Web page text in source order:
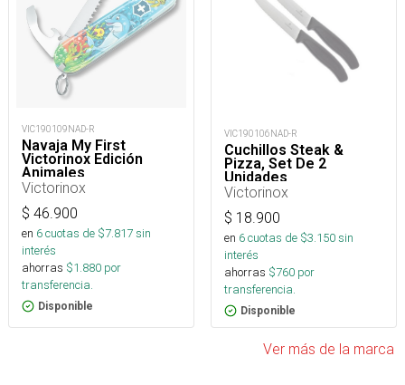
VIC190109NAD-R
Navaja My First
Victorinox Edición
Animales
Victorinox
$ 46.900
en 6cuotas de $7.817sin
interés
ahorras $1.880 por
transferencia.
Disponible
VIC190106NAD-R
Cuchillos Steak &
Pizza, Set De 2
Unidades
Victorinox
$ 18.900
en 6cuotas de $3.150sin
interés
ahorras $760 por
transferencia.
Disponible
Ver más de la marca